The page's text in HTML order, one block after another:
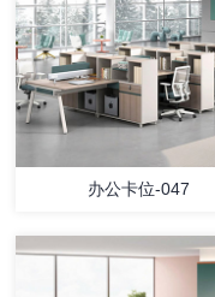
办公卡位-047